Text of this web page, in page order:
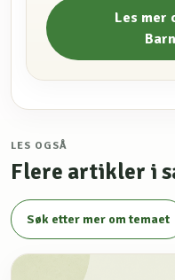
Les mer
LES OGSÅ
Flere artikler i
Søk etter mer om temaet